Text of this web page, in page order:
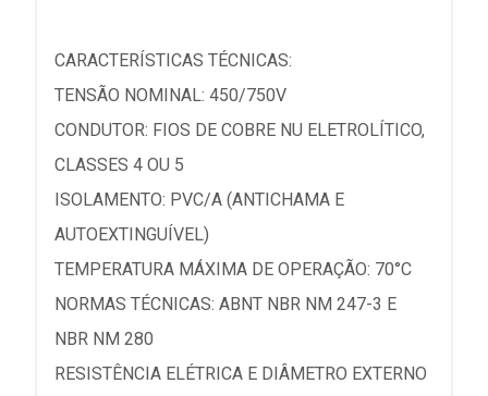
CARACTERÍSTICAS TÉCNICAS:
TENSÃO NOMINAL: 450/750V
CONDUTOR: FIOS DE COBRE NU ELETROLÍTICO,
CLASSES 4 OU 5
ISOLAMENTO: PVC/A (ANTICHAMA E
AUTOEXTINGUÍVEL)
TEMPERATURA MÁXIMA DE OPERAÇÃO: 70°C
NORMAS TÉCNICAS: ABNT NBR NM 247-3 E
NBR NM 280
RESISTÊNCIA ELÉTRICA E DIÂMETRO EXTERNO